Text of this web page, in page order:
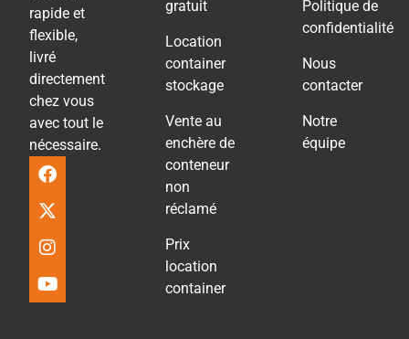
rapide et
flexible,
livré
directement
chez vous
avec tout le
nécessaire.
gratuit
Location
container
stockage
Vente au
enchère de
conteneur
non
réclamé
Prix
location
container
Politique de
confidentialité
Nous
contacter
Notre
équipe